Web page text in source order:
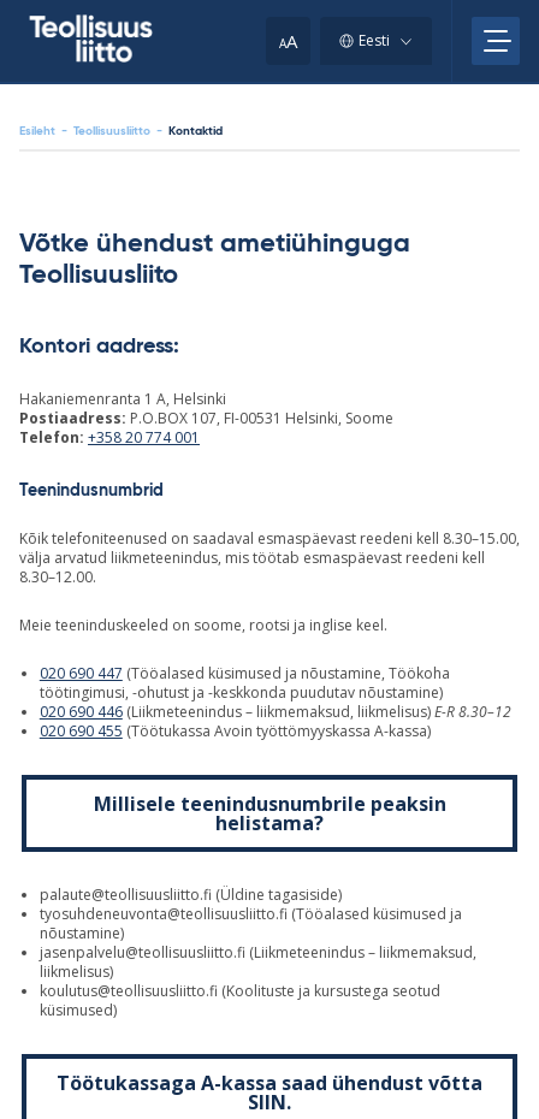
AA Eesti
Esileht - Teollisuusliitto - Kontaktid
Võtke ühendust ametiühinguga
Teollisuusliito
Kontori aadress:
Hakaniemenranta 1 A, Helsinki
Postiaadress: P.O.BOX 107, FI-00531 Helsinki, Soome
Telefon: +358 20 774 001
Teenindusnumbrid
Kõik telefoniteenused on saadaval esmaspäevast reedeni kell 8.30–15.00,
välja arvatud liikmeteenindus, mis töötab esmaspäevast reedeni kell
8.30–12.00.
Meie teeninduskeeled on soome, rootsi ja inglise keel.
020 690 447 (Tööalased küsimused ja nõustamine, Töökoha
töötingimusi, -ohutust ja -keskkonda puudutav nõustamine)
020 690 446(Liikmeteenindus – liikmemaksud, liikmelisus)E-R 8.30–12
020 690 455 (Töötukassa Avoin työttömyyskassa A-kassa)
Millisele teenindusnumbrile peaksin
helistama?
palaute@teollisuusliitto.fi (Üldine tagasiside)
tyosuhdeneuvonta@teollisuusliitto.fi (Tööalased küsimused ja
nõustamine)
jasenpalvelu@teollisuusliitto.fi (Liikmeteenindus – liikmemaksud,
liikmelisus)
koulutus@teollisuusliitto.fi (Koolituste ja kursustega seotud
küsimused)
Töötukassaga A-kassa saad ühendust võtta
SIIN.